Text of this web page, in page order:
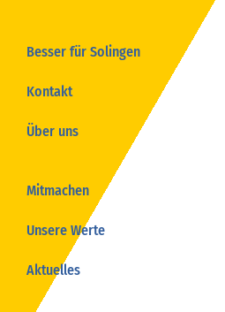
Besser für Solingen
Kontakt
Über uns
Mitmachen
Unsere Werte
Aktuelles